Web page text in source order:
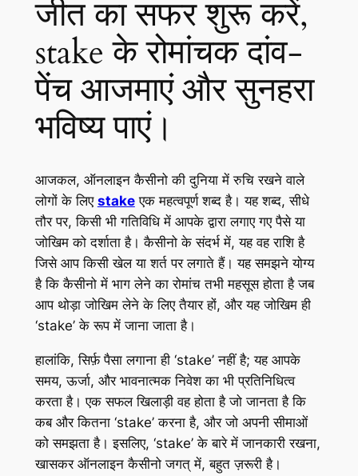
जीत का सफर शुरू करें,
stake के रोमांचक दांव-
पेंच आजमाएं और सुनहरा
भविष्य पाएं।
आजकल, ऑनलाइन कैसीनो की दुनिया में रुचि रखने वाले
लोगों के लिए stakeएक महत्वपूर्ण शब्द है। यह शब्द, सीधे
तौर पर, किसी भी गतिविधि में आपके द्वारा लगाए गए पैसे या
जोखिम को दर्शाता है। कैसीनो के संदर्भ में, यह वह राशि है
जिसे आप किसी खेल या शर्त पर लगाते हैं। यह समझने योग्य
है कि कैसीनो में भाग लेने का रोमांच तभी महसूस होता है जब
आप थोड़ा जोखिम लेने के लिए तैयार हों, और यह जोखिम ही
‘stake’ के रूप में जाना जाता है।
हालांकि, सिर्फ़ पैसा लगाना ही ‘stake’ नहीं है; यह आपके
समय, ऊर्जा, और भावनात्मक निवेश का भी प्रतिनिधित्व
करता है। एक सफल खिलाड़ी वह होता है जो जानता है कि
कब और कितना ‘stake’ करना है, और जो अपनी सीमाओं
को समझता है। इसलिए, ‘stake’ के बारे में जानकारी रखना,
खासकर ऑनलाइन कैसीनो जगत् में, बहुत ज़रूरी है।